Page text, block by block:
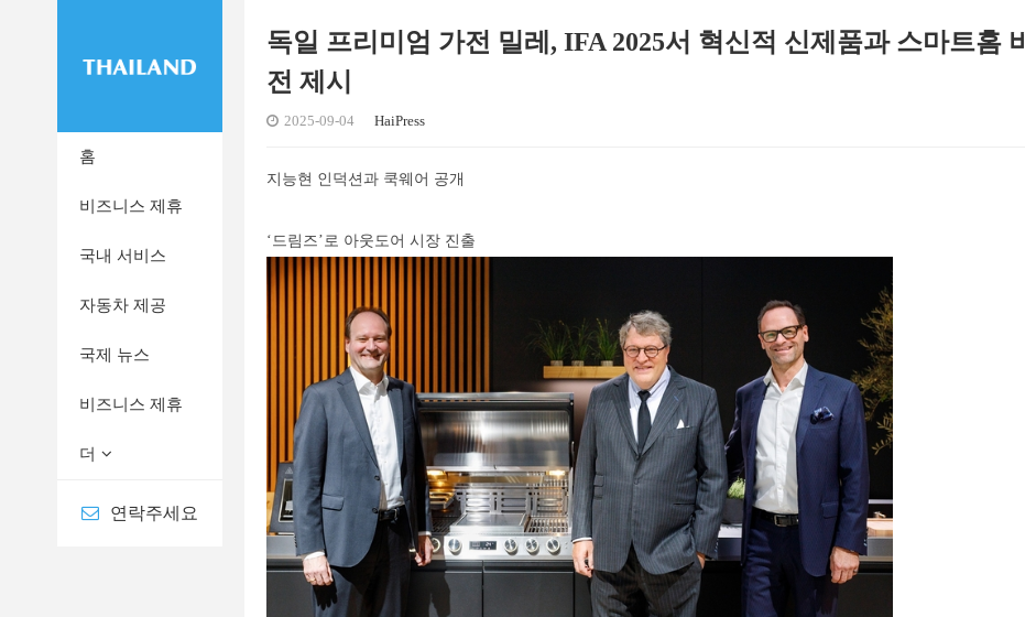
홈
비즈니스 제휴
국내 서비스
자동차 제공
국제 뉴스
비즈니스 제휴
더
연락주세요
독일 프리미엄 가전 밀레, IFA 2025서 혁신적 신제품과 스마트홈 비
전 제시
2025-09-04 HaiPress
지능현 인덕션과 쿡웨어 공개
‘드림즈’로 아웃도어 시장 진출